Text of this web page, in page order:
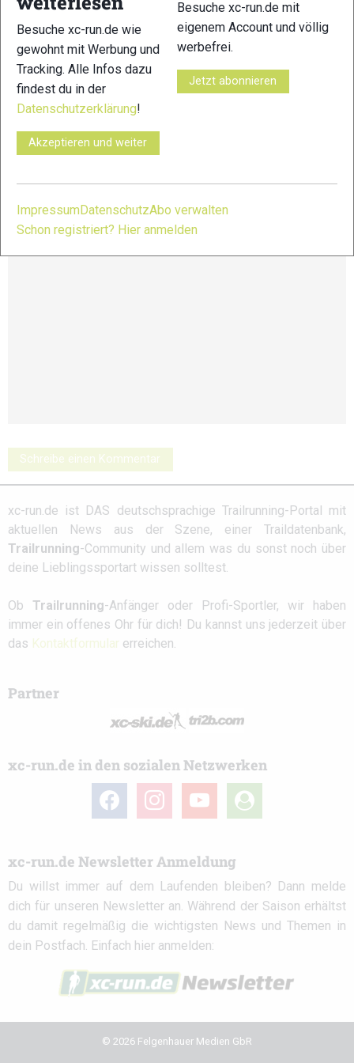
Attraktionen und Angebote auf dem Programm.
Distanzen:
Diamond Run: 67,6km – 2.644 HM
Gold Run: 42,7km – 1.424 HM
Silver Run: 23,6km – 631 HM
Bronze Run: 9,3km – 163 HM
Weitere Infos und Anmeldung unter:
https://www.davos-xtrails.ch/
Schreibe einen Kommentar
xc-run.de ist DAS deutschsprachige Trailrunning-Portal mit
aktuellen News aus der Szene, einer Traildatenbank,
Trailrunning-Community und allem was du sonst noch über
deine Lieblingssportart wissen solltest.
Ob Trailrunning-Anfänger oder Profi-Sportler, wir haben
immer ein offenes Ohr für dich! Du kannst uns jederzeit über
das Kontaktformular erreichen.
Partner
xc-run.de in den sozialen Netzwerken
facebook instagramyoutube
user-
circle
xc-run.de Newsletter Anmeldung
Du willst immer auf dem Laufenden bleiben? Dann melde
dich für unseren Newsletter an. Während der Saison erhältst
du damit regelmäßig die wichtigsten News und Themen in
dein Postfach. Einfach hier anmelden:
© 2026 Felgenhauer Medien GbR
Besuche xc-run.de wie
gewohnt mit Werbung und
Tracking. Alle Infos dazu
findest du in der
Datenschutzerklärung!
Akzeptieren und weiter
Besuche xc-run.de mit
eigenem Account und völlig
werbefrei.
Jetzt abonnieren
Impressum DatenschutzAbo verwalten
Schon registriert? Hier anmelden